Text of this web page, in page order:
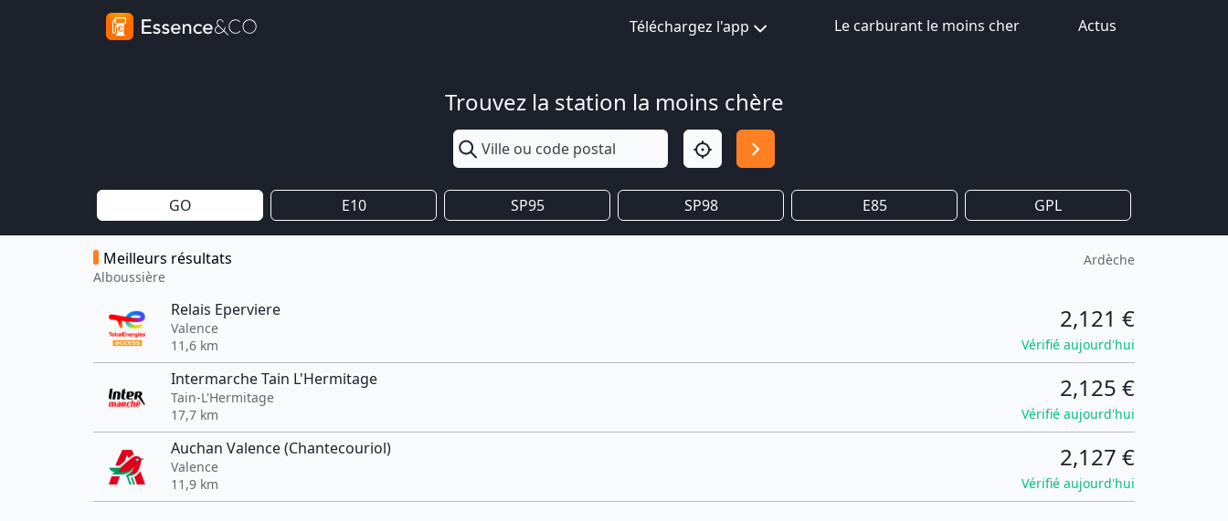
Téléchargez l'app Le carburant le moins cher Actus
Trouvez la station la moins chère
GO E10 SP95 SP98 E85 GPL
Meilleurs résultats
Alboussière
Ardèche
Relais Eperviere
Valence
11,6 km
2,121 €
Vérifié aujourd'hui
Intermarche Tain L'Hermitage
Tain-L'Hermitage
17,7 km
2,125 €
Vérifié aujourd'hui
Auchan Valence (Chantecouriol)
Valence
11,9 km
2,127 €
Vérifié aujourd'hui